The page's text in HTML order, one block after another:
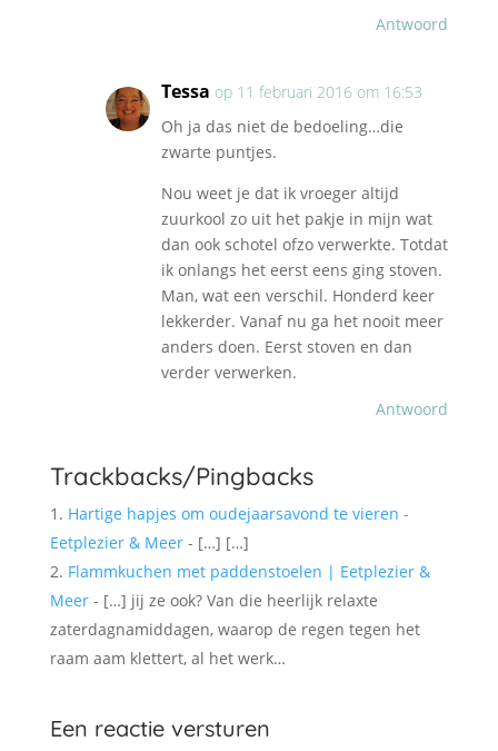
Antwoord
Tessa op 11 februari 2016 om 16:53
Oh ja das niet de bedoeling…die
zwarte puntjes.
Nou weet je dat ik vroeger altijd
zuurkool zo uit het pakje in mijn wat
dan ook schotel ofzo verwerkte. Totdat
ik onlangs het eerst eens ging stoven.
Man, wat een verschil. Honderd keer
lekkerder. Vanaf nu ga het nooit meer
anders doen. Eerst stoven en dan
verder verwerken.
Antwoord
Trackbacks/Pingbacks
Hartige hapjes om oudejaarsavond te vieren -
Eetplezier & Meer- […] […]
Flammkuchen met paddenstoelen | Eetplezier &
Meer- […] jij ze ook? Van die heerlijk relaxte
zaterdagnamiddagen, waarop de regen tegen het
raam aam klettert, al het werk…
Een reactie versturen